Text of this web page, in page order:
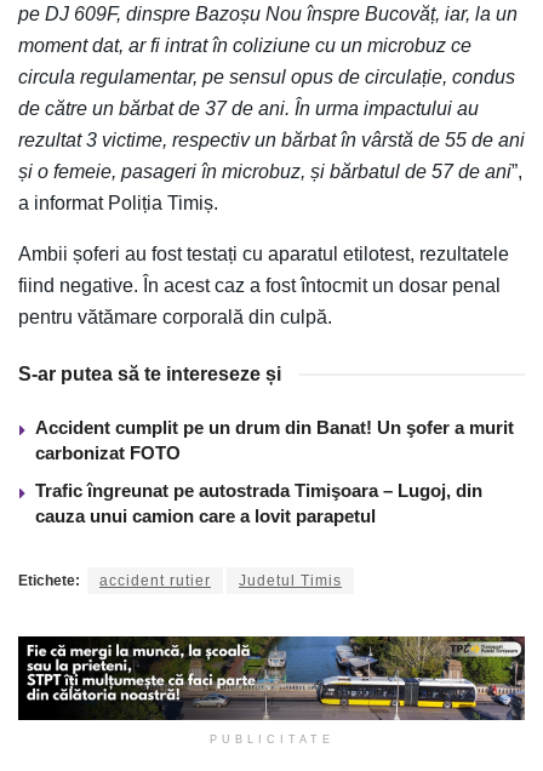
pe DJ 609F, dinspre Bazoșu Nou înspre Bucovăț, iar, la un
moment dat, ar fi intrat în coliziune cu un microbuz ce
circula regulamentar, pe sensul opus de circulație, condus
de către un bărbat de 37 de ani. În urma impactului au
rezultat 3 victime, respectiv un bărbat în vârstă de 55 de ani
și o femeie, pasageri în microbuz, și bărbatul de 57 de ani”,
a informat Poliția Timiș.
Ambii șoferi au fost testați cu aparatul etilotest, rezultatele
fiind negative. În acest caz a fost întocmit un dosar penal
pentru vătămare corporală din culpă.
S-ar putea să te intereseze și
Accident cumplit pe un drum din Banat! Un şofer a murit
carbonizat FOTO
Trafic îngreunat pe autostrada Timişoara – Lugoj, din
cauza unui camion care a lovit parapetul
Etichete: accident rutier Judetul Timis
PUBLICITATE